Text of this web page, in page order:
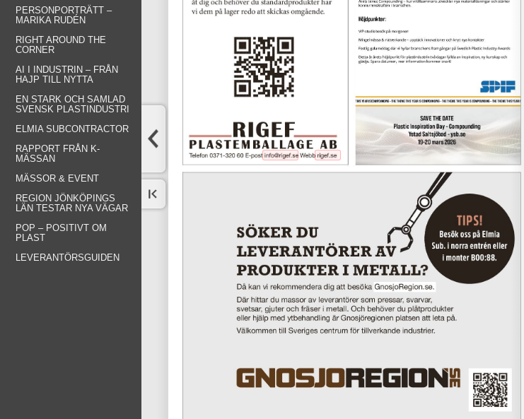
PERSONPORTRÄTT –
MARIKA RUDÉN
RIGHT AROUND THE
CORNER
AI I INDUSTRIN – FRÅN
HAJP TILL NYTTA
EN STARK OCH SAMLAD
SVENSK PLASTINDUSTRI
ELMIA SUBCONTRACTOR
RAPPORT FRÅN K-
MÄSSAN
MÄSSOR & EVENT
REGION JÖNKÖPINGS
LÄN TESTAR NYA VÄGAR
POP – POSITIVT OM
PLAST
LEVERANTÖRSGUIDEN